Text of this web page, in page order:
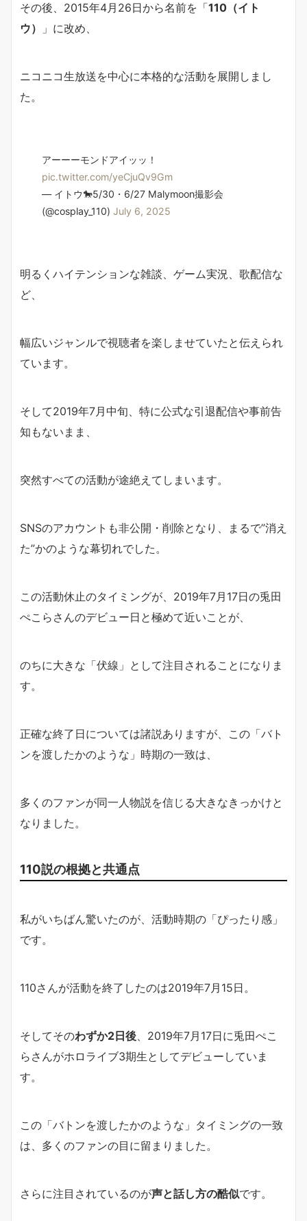
その後、2015年4月26日から名前を「110（イト
ウ）
」に改め、
ニコニコ生放送を中心に本格的な活動を展開しまし
た。
アーーーモンドアイッッ！
pic.twitter.com/yeCjuQv9Gm
— イトウ🐎5/30・6/27 Malymoon撮影会
(@cosplay_110) July 6, 2025
明るくハイテンションな雑談、ゲーム実況、歌配信な
ど、
幅広いジャンルで視聴者を楽しませていたと伝えられ
ています。
そして2019年7月中旬、特に公式な引退配信や事前告
知もないまま、
突然すべての活動が途絶えてしまいます。
SNSのアカウントも非公開・削除となり、まるで”消え
た”かのような幕切れでした。
この活動休止のタイミングが、2019年7月17日の兎田
ぺこらさんのデビュー日と極めて近いことが、
のちに大きな「伏線」として注目されることになりま
す。
正確な終了日については諸説ありますが、この「バト
ンを渡したかのような」時期の一致は、
多くのファンが同一人物説を信じる大きなきっかけと
なりました。
110説の根拠と共通点
私がいちばん驚いたのが、活動時期の「ぴったり感」
です。
110さんが活動を終了したのは2019年7月15日。
そしてそのわずか2日後、2019年7月17日に兎田ぺこ
らさんがホロライブ3期生としてデビューしていま
す。
この「バトンを渡したかのような」タイミングの一致
は、多くのファンの目に留まりました。
さらに注目されているのが声と話し方の酷似です。